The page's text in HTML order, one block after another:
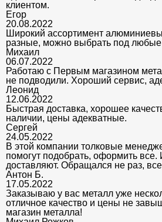
клиентом.
Егор
20.08.2022
Широкий ассортимент
разные, можно выбрать под
Михаил
06.07.2022
Работаю с Первым магазином
не подводили. Хороший сервис,
Леонид
12.06.2022
Быстрая доставка, хорошее
наличии, цены адекватные.
Сергей
24.05.2022
В этой компании толковые
помогут подобрать, оформить все.
доставляют. Обращался не раз,
Антон Б.
17.05.2022
Заказываю у вас металл уже
отличное качество и цены не
магазин металла!